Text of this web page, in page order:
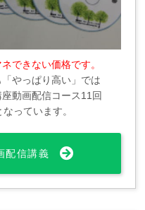
できない価格です。
やっぱり高い」では
動画配信コース11回
っています。
配信講義